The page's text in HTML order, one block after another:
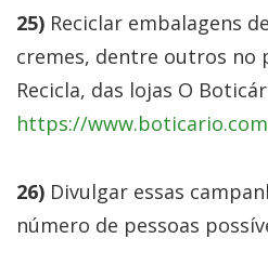
25) Reciclar embalagens
cremes, dentre outros no
Recicla, das lojas O
https://
26) Divulgar essas
número de pessoas